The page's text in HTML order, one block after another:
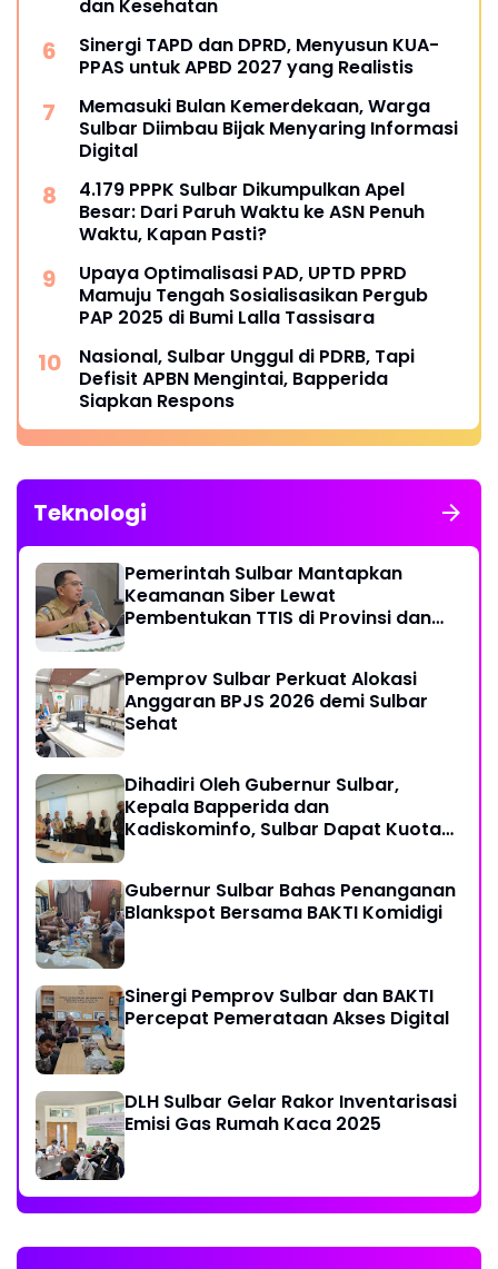
dan Kesehatan
Sinergi TAPD dan DPRD, Menyusun KUA-
PPAS untuk APBD 2027 yang Realistis
Memasuki Bulan Kemerdekaan, Warga
Sulbar Diimbau Bijak Menyaring Informasi
Digital
4.179 PPPK Sulbar Dikumpulkan Apel
Besar: Dari Paruh Waktu ke ASN Penuh
Waktu, Kapan Pasti?
Upaya Optimalisasi PAD, UPTD PPRD
Mamuju Tengah Sosialisasikan Pergub
PAP 2025 di Bumi Lalla Tassisara
Nasional, Sulbar Unggul di PDRB, Tapi
Defisit APBN Mengintai, Bapperida
Siapkan Respons
Teknologi
Pemerintah Sulbar Mantapkan
Keamanan Siber Lewat
Pembentukan TTIS di Provinsi dan
Pemprov Sulbar Perkuat Alokasi
Anggaran BPJS 2026 demi Sulbar
Sehat
Dihadiri Oleh Gubernur Sulbar,
Kepala Bapperida dan
Kadiskominfo, Sulbar Dapat Kuota
Gubernur Sulbar Bahas Penanganan
Blankspot Bersama BAKTI Komidigi
Sinergi Pemprov Sulbar dan BAKTI
Percepat Pemerataan Akses Digital
DLH Sulbar Gelar Rakor Inventarisasi
Emisi Gas Rumah Kaca 2025